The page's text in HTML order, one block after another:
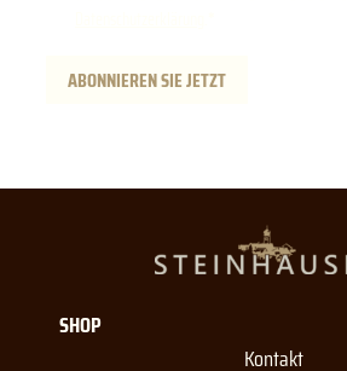
ABONNIEREN SIE JETZT
SHOP
Kontakt